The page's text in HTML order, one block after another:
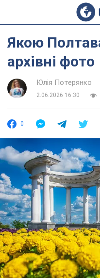
Якою
архівні фото
Юлія Потерянко
2.06.2026 16:30
0